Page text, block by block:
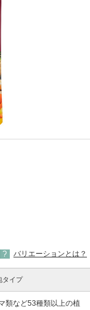
バリエーションとは？
タイプ
類など53種類以上の植